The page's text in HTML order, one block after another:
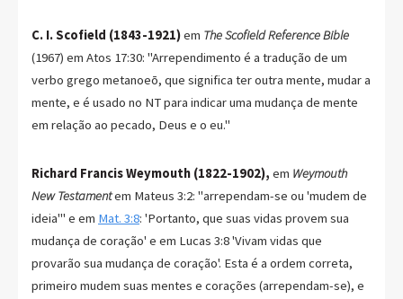
C. I. Scofield (1843-1921)em The Scofield Reference Bible
(1967) em Atos 17:30: "Arrependimento é a tradução de um
verbo grego metanoeō, que significa ter outra mente, mudar a
mente, e é usado no NT para indicar uma mudança de mente
em relação ao pecado, Deus e o eu."
Richard Francis Weymouth (1822-1902), em Weymouth
New Testamentem Mateus 3:2: "arrependam-se ou 'mudem de
ideia'" e em Mat. 3:8: 'Portanto, que suas vidas provem sua
mudança de coração' e em Lucas 3:8 'Vivam vidas que
provarão sua mudança de coração'. Esta é a ordem correta,
primeiro mudem suas mentes e corações (arrependam-se), e